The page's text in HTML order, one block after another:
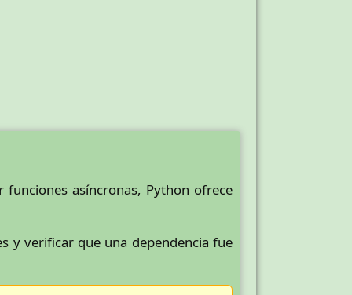
asíncronas, Python ofrece
y verificar que una dependencia fue